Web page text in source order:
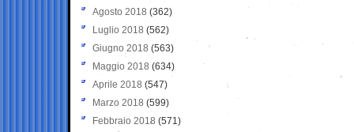
Agosto 2018 (362)
Luglio 2018 (562)
Giugno 2018 (563)
Maggio 2018 (634)
Aprile 2018 (547)
Marzo 2018 (599)
Febbraio 2018 (571)